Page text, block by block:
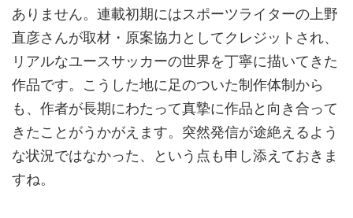
ありません。連載初期にはスポーツライターの上野
直彦さんが取材・原案協力としてクレジットされ、
リアルなユースサッカーの世界を丁寧に描いてきた
作品です。こうした地に足のついた制作体制から
も、作者が長期にわたって真摯に作品と向き合って
きたことがうかがえます。突然発信が途絶えるよう
な状況ではなかった、という点も申し添えておきま
すね。